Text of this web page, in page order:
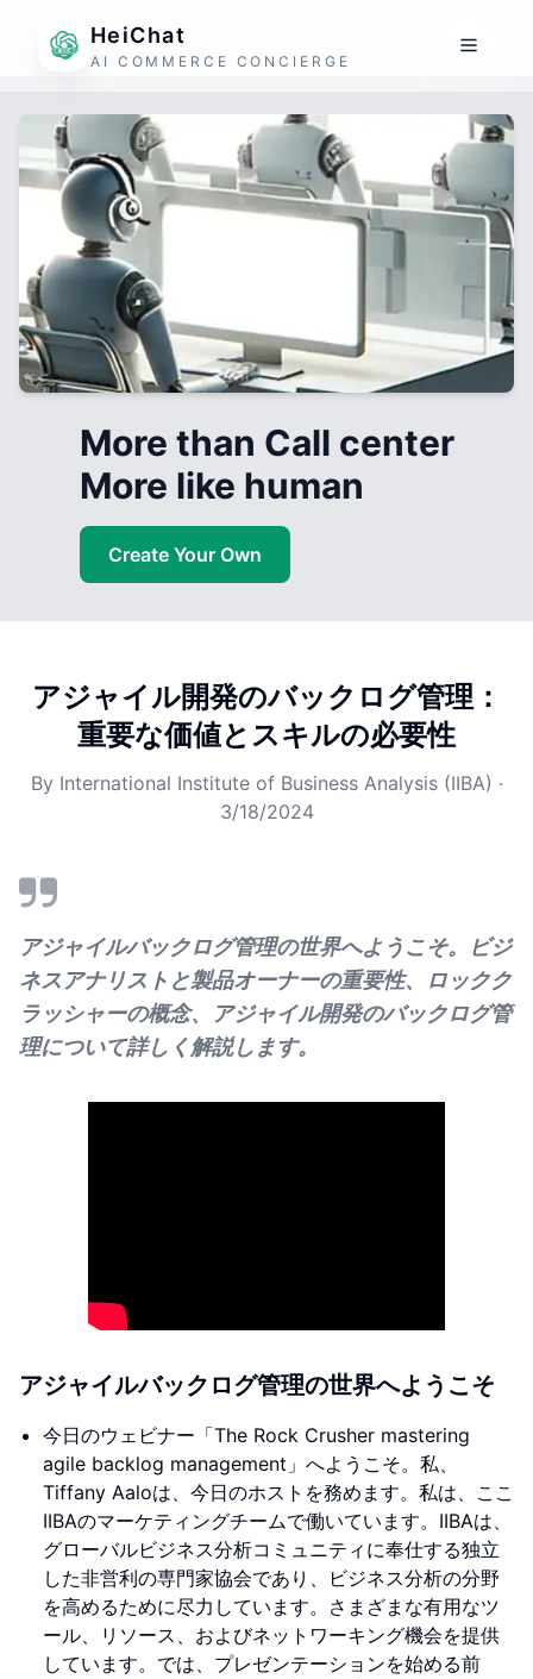
HeiChat
AI COMMERCE CONCIERGE
More than Call center
More like human
Create Your Own
アジャイル開発のバックログ管理：
重要な価値とスキルの必要性
By International Institute of Business Analysis (IIBA) ·
3/18/2024
アジャイルバックログ管理の世界へようこそ。ビジ
ネスアナリストと製品オーナーの重要性、ロックク
ラッシャーの概念、アジャイル開発のバックログ管
理について詳しく解説します。
アジャイルバックログ管理の世界へようこそ
今日のウェビナー「The Rock Crusher mastering
agile backlog management」へようこそ。私、
Tiffany Aaloは、今日のホストを務めます。私は、ここ
IIBAのマーケティングチームで働いています。IIBAは、
グローバルビジネス分析コミュニティに奉仕する独立
した非営利の専門家協会であり、ビジネス分析の分野
を高めるために尽力しています。さまざまな有用なツ
ール、リソース、およびネットワーキング機会を提供
しています。では、プレゼンテーションを始める前